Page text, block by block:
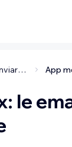
Inviare la tua app mobile per l'approvazione
le